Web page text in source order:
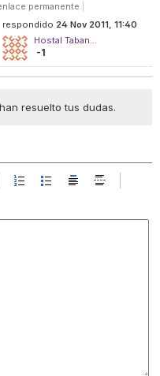
permanente
respondido 24 Nov 2011, 11:40
Hostal Taban...
-1
resuelto tus dudas.